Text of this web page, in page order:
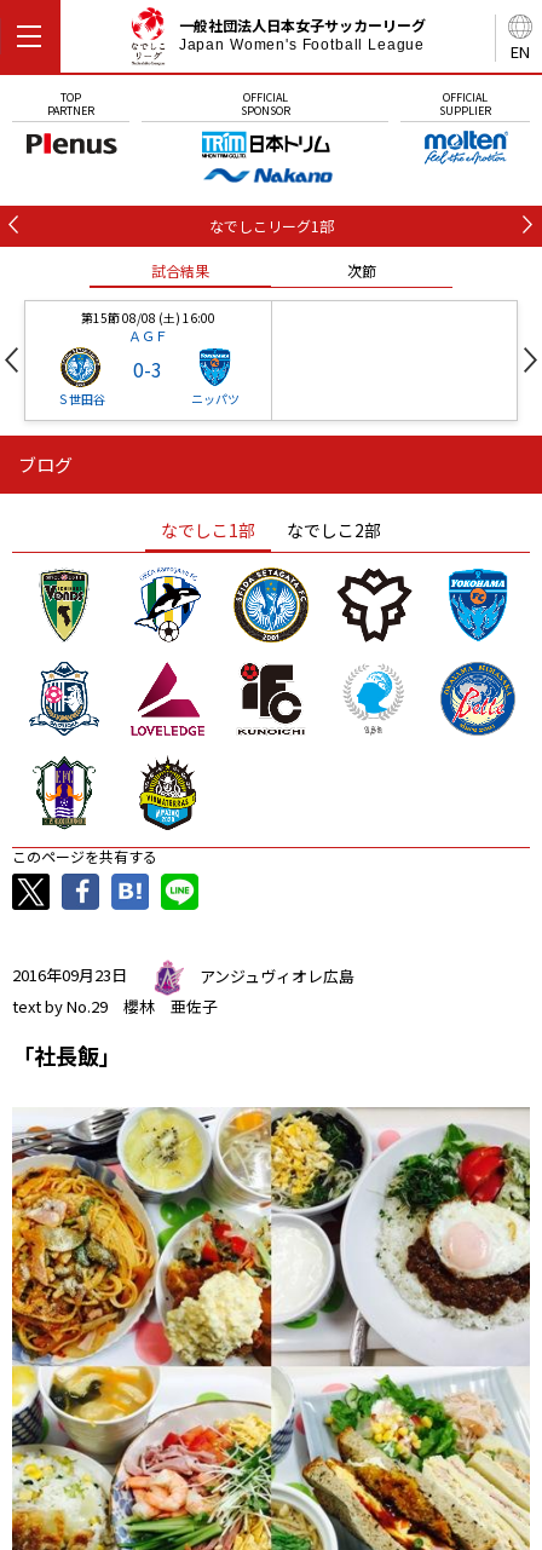
EN
一般社団法人日本女子サッカーリーグ
Japan Women's Football League
TOP
PARTNER
OFFICIAL
SPONSOR
OFFICIAL
SUPPLIER
なでしこリーグ1部
試合結果 次節
第15節 08/08 (土) 16:00
ＡＧＦ
Ｓ世田谷
0-3
ニッパツ
ニッパツ
ニッパツ 名古屋
石人の星
静岡 愛媛Ｌ
ブログ
なでしこ1部 なでしこ2部
このページを共有する
2016年09月23日
アンジュヴィオレ広島
text by No.29 櫻林 亜佐子
「社長飯」